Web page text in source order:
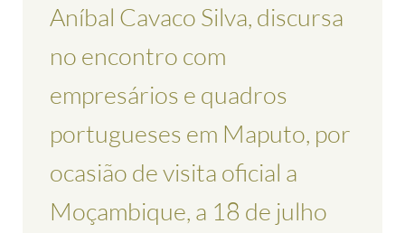
Aníbal Cavaco Silva, discursa
no encontro com
empresários e quadros
portugueses em Maputo, por
ocasião de visita oficial a
Moçambique, a 18 de julho